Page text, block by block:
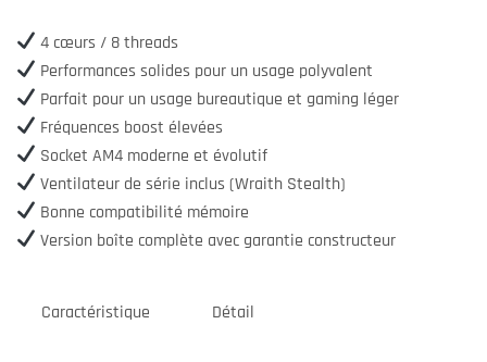
4 cœurs / 8 threads
Performances solides pour un usage polyvalent
Parfait pour un usage bureautique et gaming léger
Fréquences boost élevées
Socket AM4 moderne et évolutif
Ventilateur de série inclus (Wraith Stealth)
Bonne compatibilité mémoire
Version boîte complète avec garantie constructeur
Caractéristique Détail